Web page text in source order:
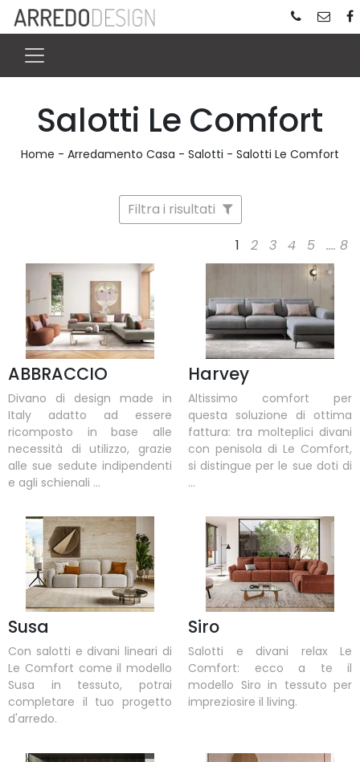
Salotti Le Comfort
Home - Arredamento Casa - Salotti - Salotti Le Comfort
Filtra i risultati
1
2 3 4 5 .... 8
ABBRACCIO
Divano di design made in
Italy adatto ad essere
ricomposto in base alle
necessità di utilizzo, grazie
alle sue sedute indipendenti
e agli schienali ...
Harvey
Altissimo comfort per
questa soluzione di ottima
fattura: tra molteplici divani
con penisola di Le Comfort,
si distingue per le sue doti di
...
Susa
Con salotti e divani lineari di
Le Comfort come il modello
Susa in tessuto, potrai
completare il tuo progetto
d'arredo.
Siro
Salotti e divani relax Le
Comfort: ecco a te il
modello Siro in tessuto per
impreziosire il living.